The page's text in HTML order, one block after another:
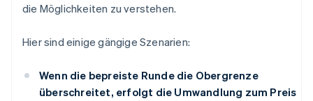
die Möglichkeiten zu verstehen.
Hier sind einige gängige Szenarien:
Wenn die bepreiste Runde die Obergrenze
überschreitet, erfolgt die Umwandlung zum Preis